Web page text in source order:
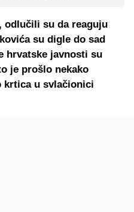
odlučili su da reaguju
su digle do sad
hrvatske javnosti su
je prošlo nekako
krtica u svlačionici